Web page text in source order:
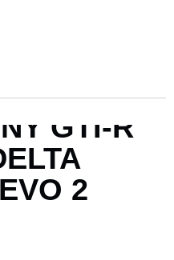
GTI-R
2